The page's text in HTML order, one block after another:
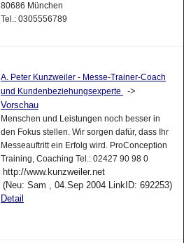
80686 München
Tel.: 0305556789
A. Peter Kunzweiler - Messe-Trainer-Coach
und Kundenbeziehungsexperte
->
Vorschau
Menschen und Leistungen noch besser in
den Fokus stellen. Wir sorgen dafür, dass Ihr
Messeauftritt ein Erfolg wird. ProConception
Training, Coaching Tel.: 02427 90 98 0
http://www.kunzweiler.net
(Neu: Sam , 04.Sep 2004 LinkID: 692253)
Detail